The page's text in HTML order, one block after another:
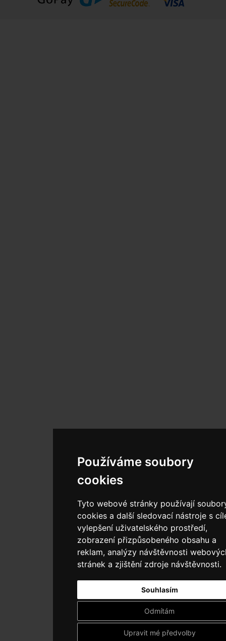
Používáme soubory
cookies
Tyto webové stránky používají
cookies a další sledovací nástroje s
vylepšení uživatelského prostředí,
zobrazení přizpůsobeného obsahu a
reklam, analýzy návštěvnosti
stránek a zjištění zdroje návštěvnosti.
Souhlasím
Odmítám
Upravit mé předvolby